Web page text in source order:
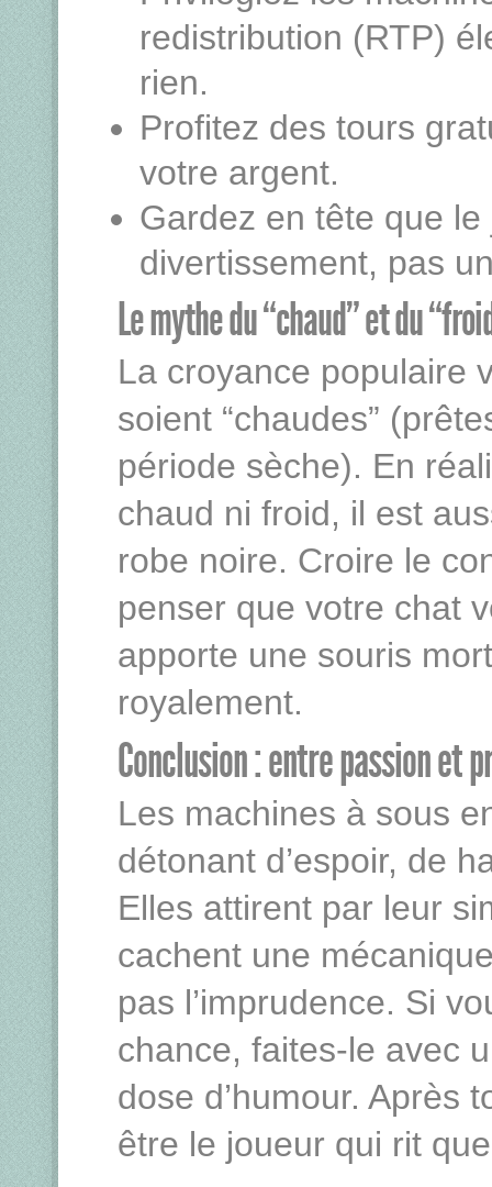
redistribution (RTP)
rien.
Profitez des tours
votre argent.
Gardez en tête que
divertissement, pas
Le mythe du “chaud” et du
La croyance populaire
soient “chaudes”
période sèche). En
chaud ni froid, il est
robe noire. Croire le
penser que votre chat
apporte une souris
royalement.
Conclusion : entre passion et
Les machines à sous
détonant d’espoir, de
Elles attirent par leur
cachent une
pas l’imprudence. Si
chance, faites-le avec
dose d’humour. Après
être le joueur qui rit